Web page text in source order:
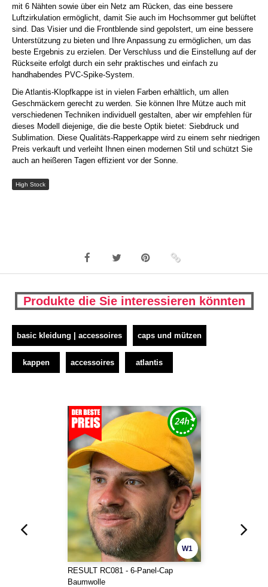
mit 6 Nähten sowie über ein Netz am Rücken, das eine bessere
Luftzirkulation ermöglicht, damit Sie auch im Hochsommer gut belüftet
sind. Das Visier und die Frontblende sind gepolstert, um eine bessere
Unterstützung zu bieten und Ihre Anpassung zu ermöglichen, um das
beste Ergebnis zu erzielen. Der Verschluss und die Einstellung auf der
Rückseite erfolgt durch ein sehr praktisches und einfach zu
handhabendes PVC-Spike-System.
Die Atlantis-Klopfkappe ist in vielen Farben erhältlich, um allen
Geschmäckern gerecht zu werden. Sie können Ihre Mütze auch mit
verschiedenen Techniken individuell gestalten, aber wir empfehlen für
dieses Modell diejenige, die die beste Optik bietet: Siebdruck und
Sublimation. Diese Qualitäts-Rapperkappe wird zu einem sehr niedrigen
Preis verkauft und verleiht Ihnen einen modernen Stil und schützt Sie
auch an heißeren Tagen effizient vor der Sonne.
High Stock
Produkte die Sie interessieren könnten
basic kleidung | accessoires caps und mützen
kappen accessoires atlantis
W1
RESULT RC081 - 6-Panel-Cap
Baumwolle